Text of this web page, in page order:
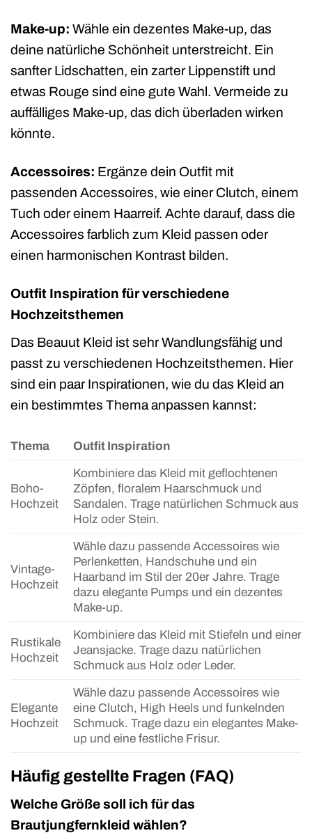
Make-up: Wähle ein dezentes Make-up, das
deine natürliche Schönheit unterstreicht. Ein
sanfter Lidschatten, ein zarter Lippenstift und
etwas Rouge sind eine gute Wahl. Vermeide zu
auffälliges Make-up, das dich überladen wirken
könnte.
Accessoires: Ergänze dein Outfit mit
passenden Accessoires, wie einer Clutch, einem
Tuch oder einem Haarreif. Achte darauf, dass die
Accessoires farblich zum Kleid passen oder
einen harmonischen Kontrast bilden.
Outfit Inspiration für verschiedene
Hochzeitsthemen
Das Beauut Kleid ist sehr Wandlungsfähig und
passt zu verschiedenen Hochzeitsthemen. Hier
sind ein paar Inspirationen, wie du das Kleid an
ein bestimmtes Thema anpassen kannst:
Thema Outfit Inspiration
Boho-
Hochzeit
Kombiniere das Kleid mit geflochtenen
Zöpfen, floralem Haarschmuck und
Sandalen. Trage natürlichen Schmuck aus
Holz oder Stein.
Vintage-
Hochzeit
Wähle dazu passende Accessoires wie
Perlenketten, Handschuhe und ein
Haarband im Stil der 20er Jahre. Trage
dazu elegante Pumps und ein dezentes
Make-up.
Rustikale
Hochzeit
Kombiniere das Kleid mit Stiefeln und einer
Jeansjacke. Trage dazu natürlichen
Schmuck aus Holz oder Leder.
Elegante
Hochzeit
Wähle dazu passende Accessoires wie
eine Clutch, High Heels und funkelnden
Schmuck. Trage dazu ein elegantes Make-
up und eine festliche Frisur.
Häufig gestellte Fragen (FAQ)
Welche Größe soll ich für das
Brautjungfernkleid wählen?